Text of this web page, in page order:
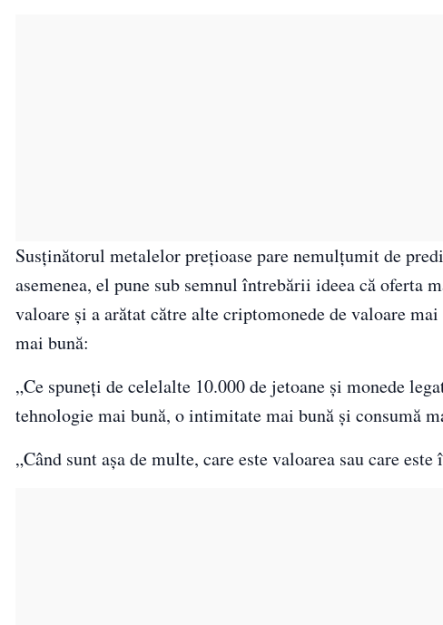
Susținătorul metalelor prețioase pare nemulțumit de
asemenea, el pune sub semnul întrebării ideea că
valoare și a arătat către alte criptomonede de valoare
mai bună:
„Ce spuneți de celelalte 10.000 de jetoane și monede
tehnologie mai bună, o intimitate mai bună și consumă
„Când sunt așa de multe, care este valoarea sau care